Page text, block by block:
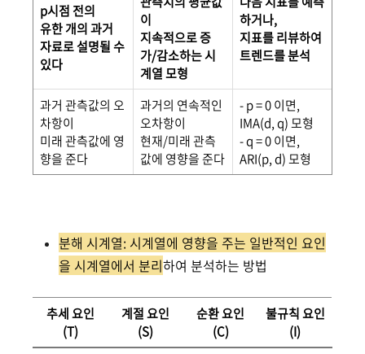
p시점 전의
유한 개의 과거
자료로 설명될 수
있다
이
지속적으로 증
가/감소하는 시
계열 모형
하거나,
지표를 리뷰하여
트렌드를 분석
과거 관측값의 오
차항이
미래 관측값에 영
향을 준다
과거의 연속적인
오차항이
현재/미래 관측
값에 영향을 준다
- p = 0 이면,
IMA(d, q) 모형
- q = 0 이면,
ARI(p, d) 모형
분해 시계열: 시계열에 영향을 주는 일반적인 요인
을 시계열에서 분리하여 분석하는 방법
추세 요인
(T)
계절 요인
(S)
순환 요인
(C)
불규칙 요인
(I)